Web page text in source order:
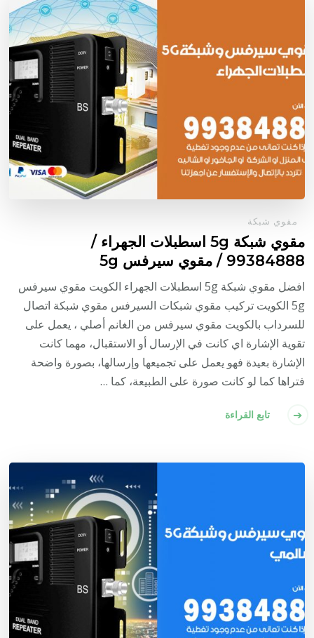
مقوي شبكة
مقوي شبكة 5g اسطبلات الجهراء /
99384888 / مقوي سيرفس 5g
افضل مقوي شبكة 5g اسطبلات الجهراء الكويت مقوي سيرفس
5g الكويت تركيب مقوي شبكات السيرفس مقوي شبكة اتصال
للسرداب بالكويت مقوي سيرفس من الغانم أصلي ، يعمل على
تقوية الإشارة اي كانت في الإرسال أو الاستقبال، مهما كانت
الإشارة بعيدة فهو يعمل على تجميعها وإرسالها، بصورة واضحة
فتراها كما لو كانت صورة على الطبيعة، كما …
تابع القراءة